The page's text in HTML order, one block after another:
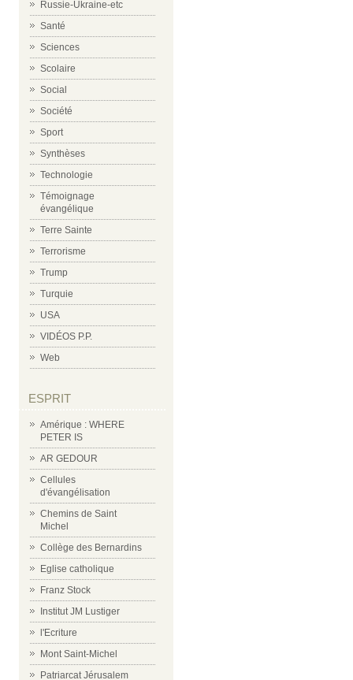
Russie-Ukraine-etc
Santé
Sciences
Scolaire
Social
Société
Sport
Synthèses
Technologie
Témoignage
évangélique
Terre Sainte
Terrorisme
Trump
Turquie
USA
VIDÉOS P.P.
Web
ESPRIT
Amérique : WHERE
PETER IS
AR GEDOUR
Cellules
d'évangélisation
Chemins de Saint
Michel
Collège des Bernardins
Eglise catholique
Franz Stock
Institut JM Lustiger
l'Ecriture
Mont Saint-Michel
Patriarcat Jérusalem